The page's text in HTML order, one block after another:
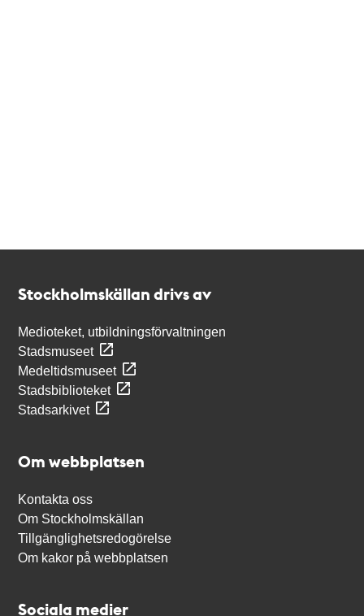
Stockholmskällan drivs av
Medioteket, utbildningsförvaltningen
Stadsmuseet
Medeltidsmuseet
Stadsbiblioteket
Stadsarkivet
Om webbplatsen
Kontakta oss
Om Stockholmskällan
Tillgänglighetsredogörelse
Om kakor på webbplatsen
Sociala medier